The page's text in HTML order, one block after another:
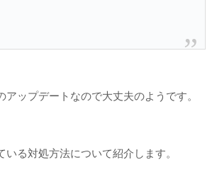
アップデートなので大丈夫のようです。
いる対処方法について紹介します。